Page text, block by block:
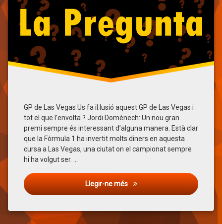
GP de Las Vegas Us fa il.lusió aquest GP de Las Vegas i
tot el que l’envolta ? Jordi Domènech: Un nou gran
premi sempre és interessant d’alguna manera. Està clar
que la Fórmula 1 ha invertit molts diners en aquesta
cursa a Las Vegas, una ciutat on el campionat sempre
hi ha volgut ser. …
Llegir-ne més La Pregunta: GP de Las Vegas
Sainz
verstappen